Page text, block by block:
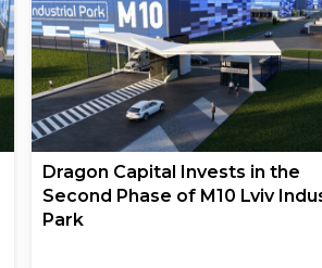
Dragon Capital Invests in the
Second Phase of M10 Lviv
Park